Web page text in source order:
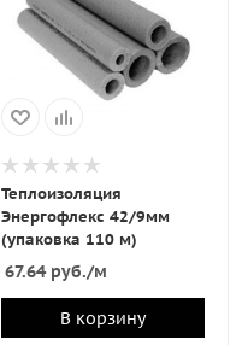
Теплоизоляция
Энергофлекс 42/9мм
(упаковка 110 м)
67.64руб./м
В корзину